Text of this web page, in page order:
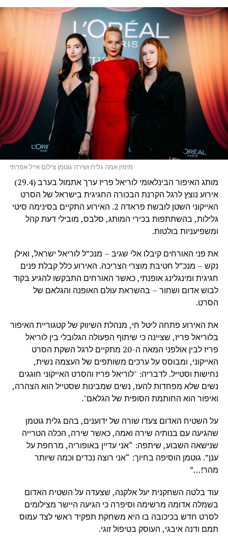
מימין אמה גלית ושירה גוטמן צילום אייל אפרתי
מותג האיפור הבינלאומי לוריאל פריז ערך אתמול בערב (29.4)
אירוע נוצץ לרגל הקרנת הבכורה החגיגית בישראל של הסרט
האייקוני השטן לובשת פראדה 2. האירוע התקיים בסינימה סיטי
גלילות, בהשתתפות בכירי המותג, סלבס, מובילי דעת קהל
ומשפיעניות בולטות.
את פני האורחים קיבלו אלי שגיב – מנכ”ל לוריאל ישראל, ואילן
נקש – מנכ”ל חטיבת מוצרי הצריכה. האירוע כלל קבלת פנים
חגיגית ומינגלינג אופנתי, כאשר האורחים התבקשו להגיע בקוד
לבוש אדום ושחור – בהשראת עולם האופנה והגלאם של
הסרט.
את האירוע פתחה ליטל חי, מנהלת השיווק של קטגוריית האיפור
בלוריאל פריז, שציינה כי שיתוף הפעולה הגלובלי בין לוריאל
פריז לבין אולפני המאה ה-20 מתקיים לרגל השקת הסרט
האייקוני, ומבוסס על ערכים משותפים של העצמה נשית,
נחישות וסטייל. לדבריה: "לוריאל פריז והסרט האייקוני חוגגים
נשים שלא מפחדות להעז, נשים שמבינות שסטייל הוא הצהרה,
ואיפור הוא החותמת הסופית של הגלאם".
על השטיח האדום צעדו שורה של ידוענים, בהם גלית גוטמן
שהגיעה עם בנותיה שירה ואמה, כאשר שירה, הכלה הטרייה
שנישאה השבוע, שיתפה: “אני עדיין באופוריה, מרחפת על
ענן”. גוטמן הוסיפה בחיוך: “אני רוצה נכדים וכמה שיותר
מהר!…”
עוד בלטה השחקנית יעל אלקנה, שצעדה על השטיח האדום
בשמלה אדומה מרשימה וסיפרה כי הגיעה היישר מצילומים
לסרט חדש בכיכובה בו היא משחקת תפקיד ראשי לצד עמוס
תמם ודנה איבגי, העוסק בטיפול זוגי.